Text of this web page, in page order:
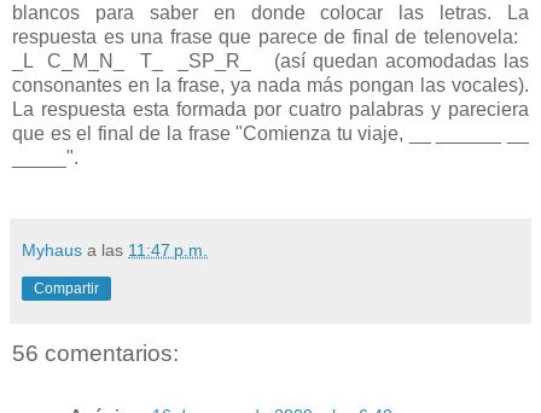
blancos para saber en donde colocar las letras. La
respuesta es una frase que parece de final de telenovela:
_L C_M_N_ T_ _SP_R_ (así quedan acomodadas las
consonantes en la frase, ya nada más pongan las vocales).
La respuesta esta formada por cuatro palabras y pareciera
que es el final de la frase "Comienza tu viaje, __ ______ __
_____".
Myhaus a las 11:47 p.m.
Compartir
56 comentarios: